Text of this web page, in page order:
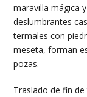
maravilla mágica
deslumbrantes
termales con
meseta, forman
pozas.
Traslado de fin